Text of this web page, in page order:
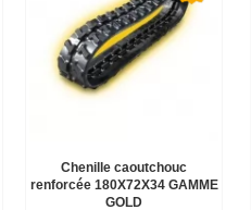
Chenille caoutchouc
renforcée 180X72X34 GAMME
GOLD